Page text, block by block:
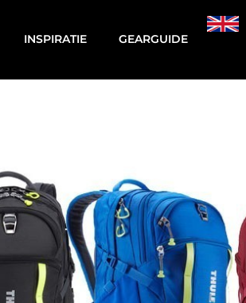
INSPIRATIE GEARGUIDE